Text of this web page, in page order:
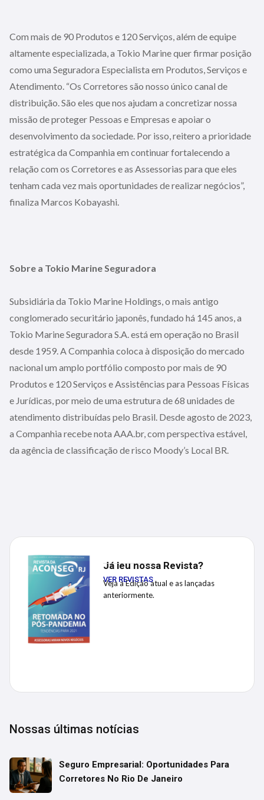
Com mais de 90 Produtos e 120 Serviços, além de equipe
altamente especializada, a Tokio Marine quer firmar posição
como uma Seguradora Especialista em Produtos, Serviços e
Atendimento. “Os Corretores são nosso único canal de
distribuição. São eles que nos ajudam a concretizar nossa
missão de proteger Pessoas e Empresas e apoiar o
desenvolvimento da sociedade. Por isso, reitero a prioridade
estratégica da Companhia em continuar fortalecendo a
relação com os Corretores e as Assessorias para que eles
tenham cada vez mais oportunidades de realizar negócios”,
finaliza Marcos Kobayashi.
Sobre a Tokio Marine Seguradora
Subsidiária da Tokio Marine Holdings, o mais antigo
conglomerado securitário japonês, fundado há 145 anos, a
Tokio Marine Seguradora S.A. está em operação no Brasil
desde 1959. A Companhia coloca à disposição do mercado
nacional um amplo portfólio composto por mais de 90
Produtos e 120 Serviços e Assistências para Pessoas Físicas
e Jurídicas, por meio de uma estrutura de 68 unidades de
atendimento distribuídas pelo Brasil. Desde agosto de 2023,
a Companhia recebe nota AAA.br, com perspectiva estável,
da agência de classificação de risco Moody’s Local BR.
Já leu nossa Revista?
Veja a Edição atual e as lançadas
anteriormente.
VER REVISTAS
Nossas últimas notícias
Seguro Empresarial: Oportunidades Para
Corretores No Rio De Janeiro